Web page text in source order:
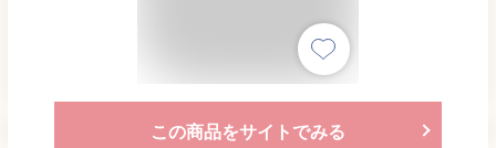
この商品をサイトでみる